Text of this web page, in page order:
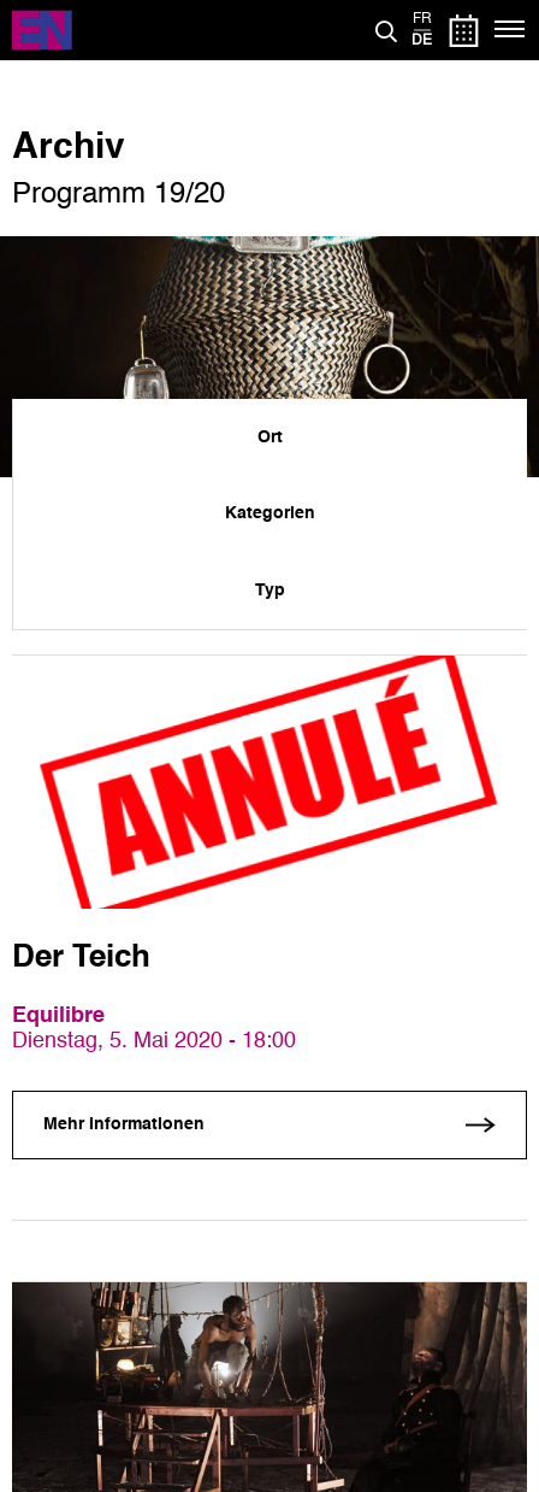
Direkt
zum
Inhalt
FR
DE
Archiv
Programm 19/20
Ort
Kategorien
Typ
Der Teich
Equilibre
Dienstag, 5. Mai 2020 - 18:00
Mehr Informationen